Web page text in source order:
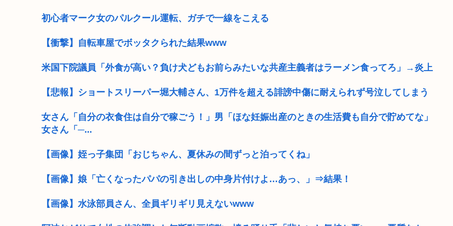
初心者マーク女のパルクール運転、ガチで一線をこえる
【衝撃】自転車屋でボッタクられた結果www
米国下院議員「外食が高い？負け犬どもお前らみたいな共産主義者はラーメン食ってろ」→炎上
【悲報】ショートスリーパー堀大輔さん、1万件を超える誹謗中傷に耐えられず号泣してしまう
女さん「自分の衣食住は自分で稼ごう！」男「ほな妊娠出産のときの生活費も自分で貯めてな」
女さん「─...
【画像】姪っ子集団「おじちゃん、夏休みの間ずっと泊ってくね」
【画像】娘「亡くなったパパの引き出しの中身片付けよ…あっ、」⇒結果！
【画像】水泳部員さん、全員ギリギリ見えないwww